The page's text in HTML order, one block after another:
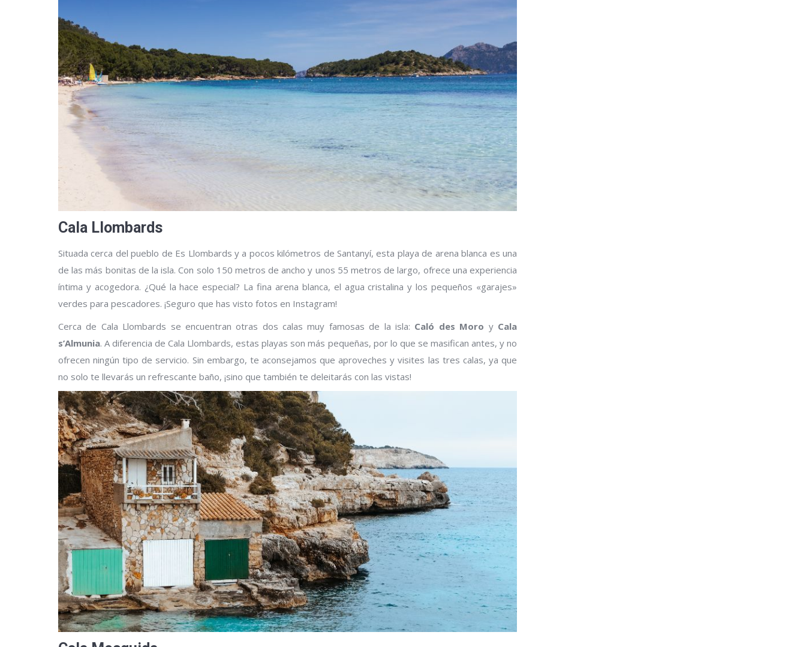
Cala Llombards
Situada cerca del pueblo de Es Llombards y a pocos kilómetros de Santanyí, esta playa de arena blanca es una
de las más bonitas de la isla. Con solo 150 metros de ancho y unos 55 metros de largo, ofrece una experiencia
íntima y acogedora. ¿Qué la hace especial? La fina arena blanca, el agua cristalina y los pequeños «garajes»
verdes para pescadores. ¡Seguro que has visto fotos en Instagram!
Cerca de Cala Llombards se encuentran otras dos calas muy famosas de la isla: Caló des Moro y Cala
s’Almunia. A diferencia de Cala Llombards, estas playas son más pequeñas, por lo que se masifican antes, y no
ofrecen ningún tipo de servicio. Sin embargo, te aconsejamos que aproveches y visites las tres calas, ya que
no solo te llevarás un refrescante baño, ¡sino que también te deleitarás con las vistas!